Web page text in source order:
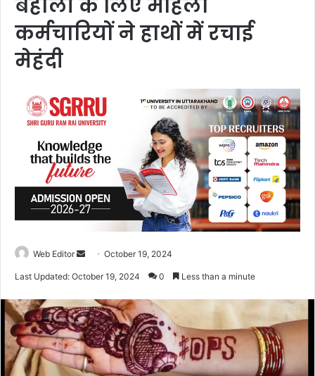
बहाली के लिए महिला
कर्मचारियों ने हाथों में रचाई
मेहंदी
Web Editor
d
a
n
e
m
October 19, 2024
Last Updated: October 19, 2024 0 Less than a minute